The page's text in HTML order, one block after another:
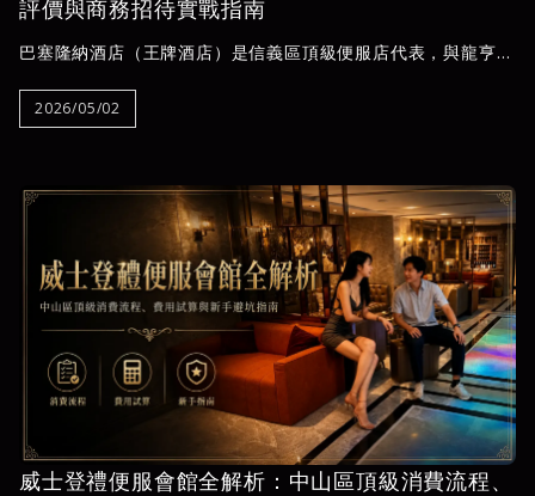
評價與商務招待實戰指南
巴塞隆納酒店（王牌酒店）是信義區頂級便服店代表，與龍亨酒
公關類型、進場流程與商務招待安排，並揭露新手常踩的費用陷
阱，由夜王娛樂提供透明報價與五星評分，協助你在進場前掌握
2026/05/02
威士登禮便服會館全解析：中山區頂級消費流程、